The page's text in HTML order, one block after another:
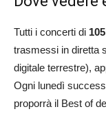
Tutti i concerti di
trasmessi in diretta
digitale terrestre),
Ogni lunedì
proporrà il Best of